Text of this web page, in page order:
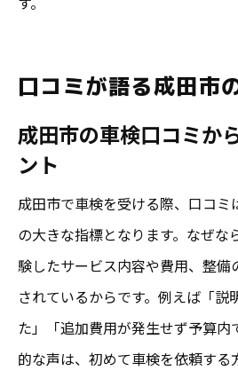
口コミが語る成田市
成田市の車検口コミか
ント
成田市で車検を受ける際、口コミ
の大きな指標となります。なぜな
験したサービス内容や費用、整
されているからです。例えば「説
た」「追加費用が発生せず予算
的な声は、初めて車検を依頼する